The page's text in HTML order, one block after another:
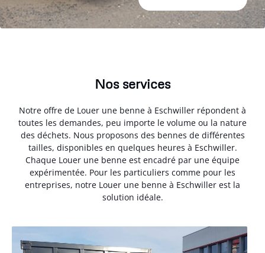
Nos services
Notre offre de Louer une benne à Eschwiller répondent à
toutes les demandes, peu importe le volume ou la nature
des déchets. Nous proposons des bennes de différentes
tailles, disponibles en quelques heures à Eschwiller.
Chaque Louer une benne est encadré par une équipe
expérimentée. Pour les particuliers comme pour les
entreprises, notre Louer une benne à Eschwiller est la
solution idéale.